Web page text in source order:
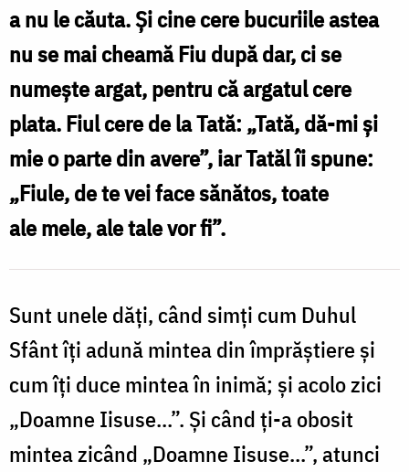
a nu le căuta. Și cine cere bucuriile astea
nu se mai cheamă Fiu după dar, ci se
numește argat, pentru că argatul cere
plata. Fiul cere de la Tată: „Tată, dă-mi și
mie o parte din avere”, iar Tatăl îi spune:
„Fiule, de te vei face sănătos, toate
ale mele, ale tale vor fi”.
Sunt unele dăți, când simți cum Duhul
Sfânt îți adună mintea din împrăștiere și
cum îți duce mintea în inimă; și acolo zici
„Doamne Iisuse...”. Și când ți-a obosit
mintea zicând „Doamne Iisuse...”, atunci